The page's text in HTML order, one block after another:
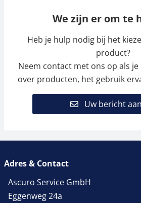
We zijn er om te
Heb je hulp nodig bij het
product?
Neem contact met ons op als
over producten, het gebruik
Uw bericht
Adres & Contact
Ascuro Service GmbH
Eggenweg 24a